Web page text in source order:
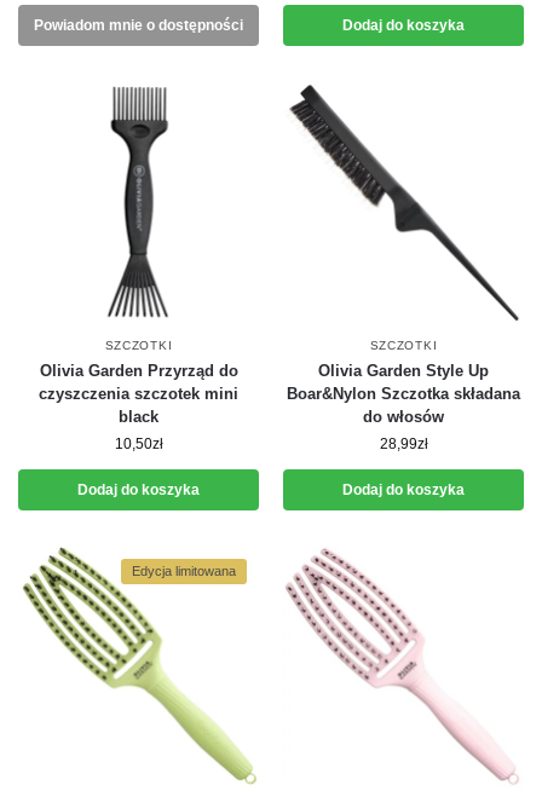
Powiadom mnie o dostępności Dodaj do koszyka
SZCZOTKI
Olivia Garden Przyrząd do
czyszczenia szczotek mini
black
10,50zł
Dodaj do koszyka
SZCZOTKI
Olivia Garden Style Up
Boar&Nylon Szczotka składana
do włosów
28,99zł
Dodaj do koszyka
Edycja limitowana